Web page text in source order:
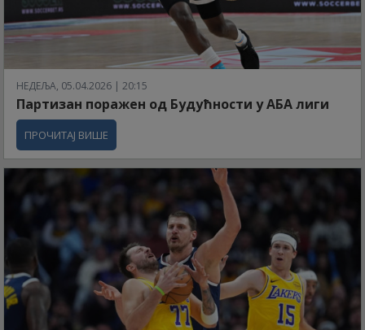
НЕДЕЉА, 05.04.2026 | 20:15
Партизан поражен од Будућности у АБА лиги
ПРОЧИТАЈ ВИШЕ